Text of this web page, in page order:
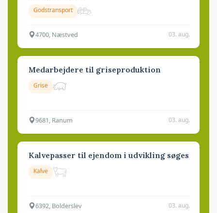
Godstransport
4700, Næstved 03. aug.
Medarbejdere til griseproduktion
Grise
9681, Ranum 03. aug.
Kalvepasser til ejendom i udvikling søges
Kalve
6392, Bolderslev 03. aug.